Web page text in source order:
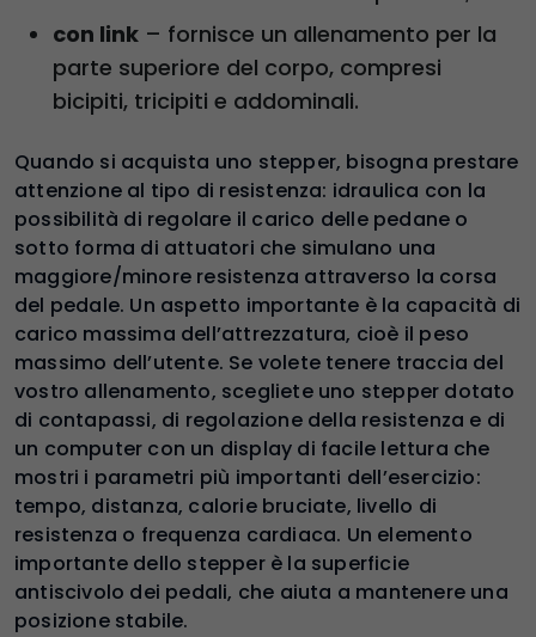
con link – fornisce un allenamento per la
parte superiore del corpo, compresi
bicipiti, tricipiti e addominali.
Quando si acquista uno stepper, bisogna prestare
attenzione al tipo di resistenza: idraulica con la
possibilità di regolare il carico delle pedane o
sotto forma di attuatori che simulano una
maggiore/minore resistenza attraverso la corsa
del pedale. Un aspetto importante è la capacità di
carico massima dell’attrezzatura, cioè il peso
massimo dell’utente. Se volete tenere traccia del
vostro allenamento, scegliete uno stepper dotato
di contapassi, di regolazione della resistenza e di
un computer con un display di facile lettura che
mostri i parametri più importanti dell’esercizio:
tempo, distanza, calorie bruciate, livello di
resistenza o frequenza cardiaca. Un elemento
importante dello stepper è la superficie
antiscivolo dei pedali, che aiuta a mantenere una
posizione stabile.